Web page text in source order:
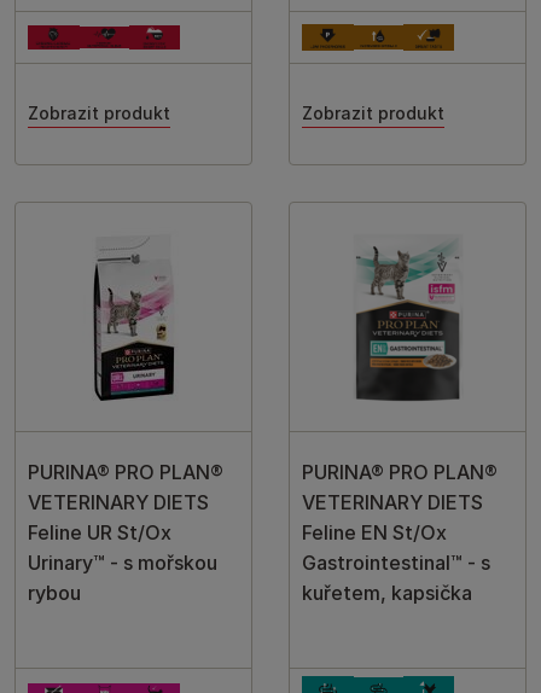
Zobrazit produkt Zobrazit produkt
PURINA® PRO PLAN®
VETERINARY DIETS
Feline UR St/Ox
Urinary™ - s mořskou
rybou
PURINA® PRO PLAN®
VETERINARY DIETS
Feline EN St/Ox
Gastrointestinal™ - s
kuřetem, kapsička